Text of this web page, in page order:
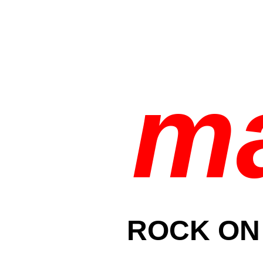
ROCK